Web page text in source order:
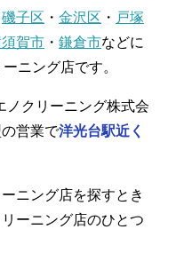
磯子区 ・ 金沢区 ・ 戸塚
賀市 ・ 鎌倉市などに
ニング店です。
ノクリーニング株式会
営業で洋光台駅近く
ニング店を探すとき
ーニング店のひとつ